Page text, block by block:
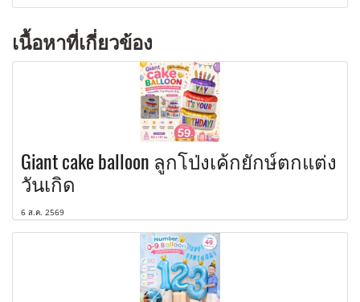
เนื้อหาที่เกี่ยวข้อง
Giant cake balloon ลูกโป่งเค้กยักษ์ตกแต่ง
วันเกิด
6 ส.ค. 2569